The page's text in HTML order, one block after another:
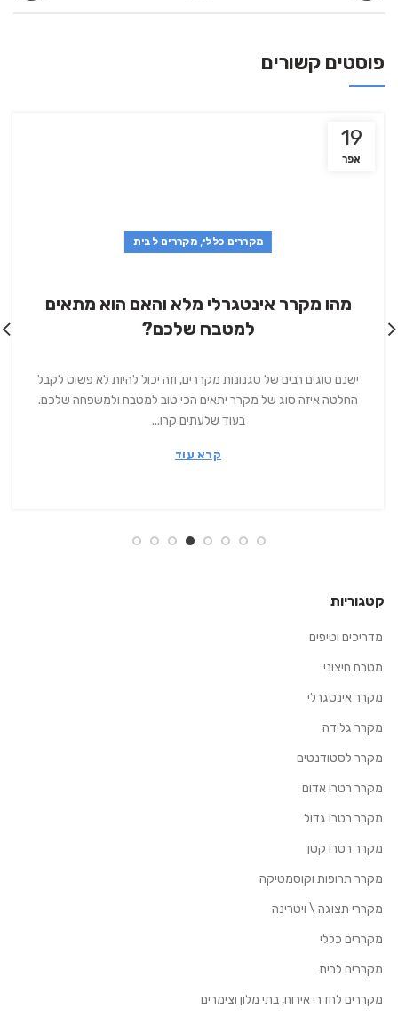
פוסטים קשורים
19
אפר
מקררים כללי, מקררים לבית
מהו מקרר אינטגרלי מלא והאם הוא מתאים
למטבח שלכם?
ישנם סוגים רבים של סגנונות מקררים, וזה יכול להיות לא פשוט לקבל
החלטה איזה סוג של מקרר יתאים הכי טוב למטבח ולמשפחה שלכם.
בעוד שלעתים קרו...
קרא עוד
קטגוריות
מדריכים וטיפים
מטבח חיצוני
מקרר אינטגרלי
מקרר גלידה
מקרר לסטודנטים
מקרר רטרו אדום
מקרר רטרו גדול
מקרר רטרו קטן
מקרר תרופות וקוסמטיקה
מקררי תצוגה \ ויטרינה
מקררים כללי
מקררים לבית
מקררים לחדרי אירוח, בתי מלון וצימרים